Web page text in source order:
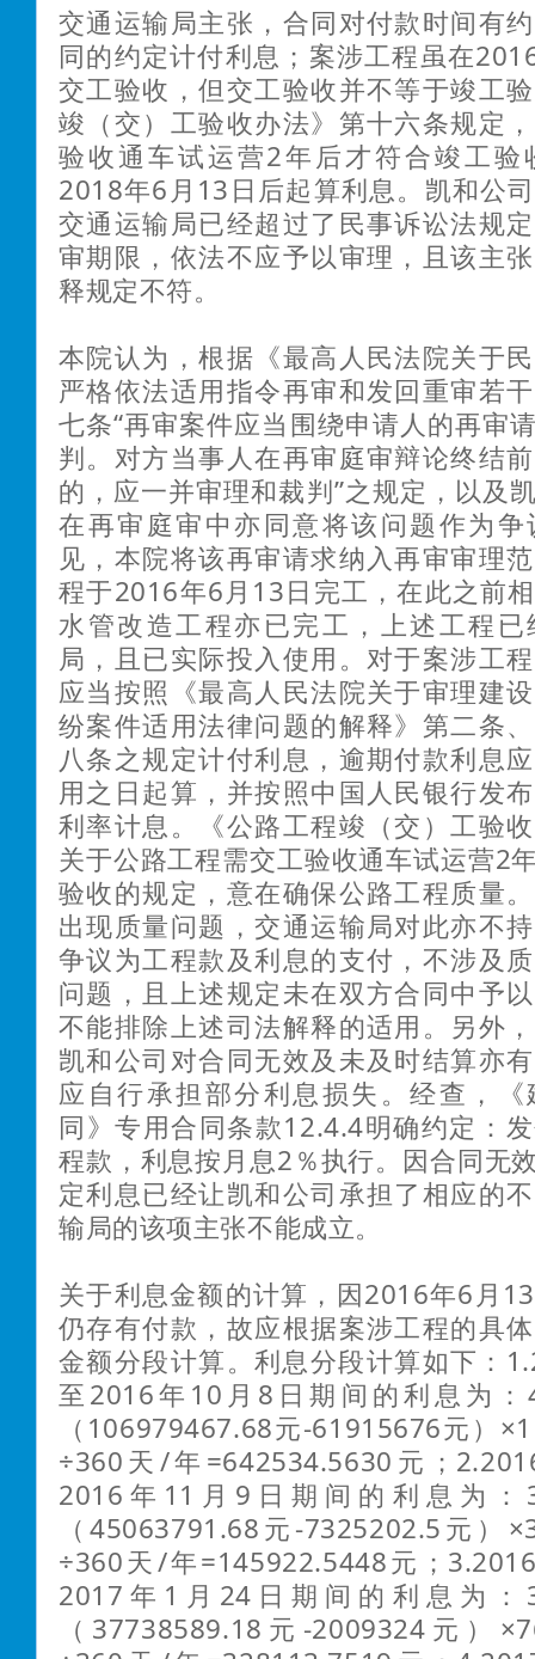
交通运输局主张，合同对付款时间有
同的约定计付利息； 案涉工程虽在
交工验收，但交工验收并不等于竣工
竣（交）工验收办法》第十六条规定
验收通车试运营2年后才符合竣工验
2018年6月13日后起算利息。 凯和公
交通运输局已经超过了民事诉讼法规
审期限，依法不应予以审理，且该主
释规定不符。
本院认为，根据《最高人民法院关于
严格依法适用指令再审和发回重审若
七条“再审案件应当围绕申请人的再审
判。对方当事人在再审庭审辩论终结
的，应一并审理和裁判”之规定，以及
在再审庭审中亦同意将该问题作为
见，本院将该再审请求纳入再审审理
程于2016年6月13日完工，在此之前
水管改造工程亦已完工，上述工程
局，且已实际投入使用。对于案涉工
应当按照 《最高人民法院关于审理建
纷案件适用法律问题的解释》第二条
八条之规定计付利息，逾期付款利息
用之日起算，并按照中国人民银行发
利率计息。《公路工程竣（交）工验
关于公路工程需交工验收通车试运营2
验收的规定，意在确保公路工程质量
出现质量问题，交通运输局对此亦不
争议为工程款及利息的支付，不涉及
问题，且上述规定未在双方合同中予
不能排除上述司法解释的适用。另外
凯和公司对合同无效及未及时结算亦
应自行承担部分利息损失。经查，
同》专用合同条款12.4.4明确约定：
程款，利息按月息2％执行。因合同无
定利息已经让凯和公司承担了相应的
输局的该项主张不能成立。
关于利息金额的计算，因2016年6月
仍存有付款，故应根据案涉工程的具
金额分段计算。利息分段计算如下：
至2016年10月8日期间的利息为：
（106979467.68元-61915676元）
÷360天/年=642534.5630元；
2016年11月9日期间的利息为：
（45063791.68元-7325202.5元）
÷360天/年=145922.5448元；
2017年1月24日期间的利息为：
（37738589.18元-2009324元）